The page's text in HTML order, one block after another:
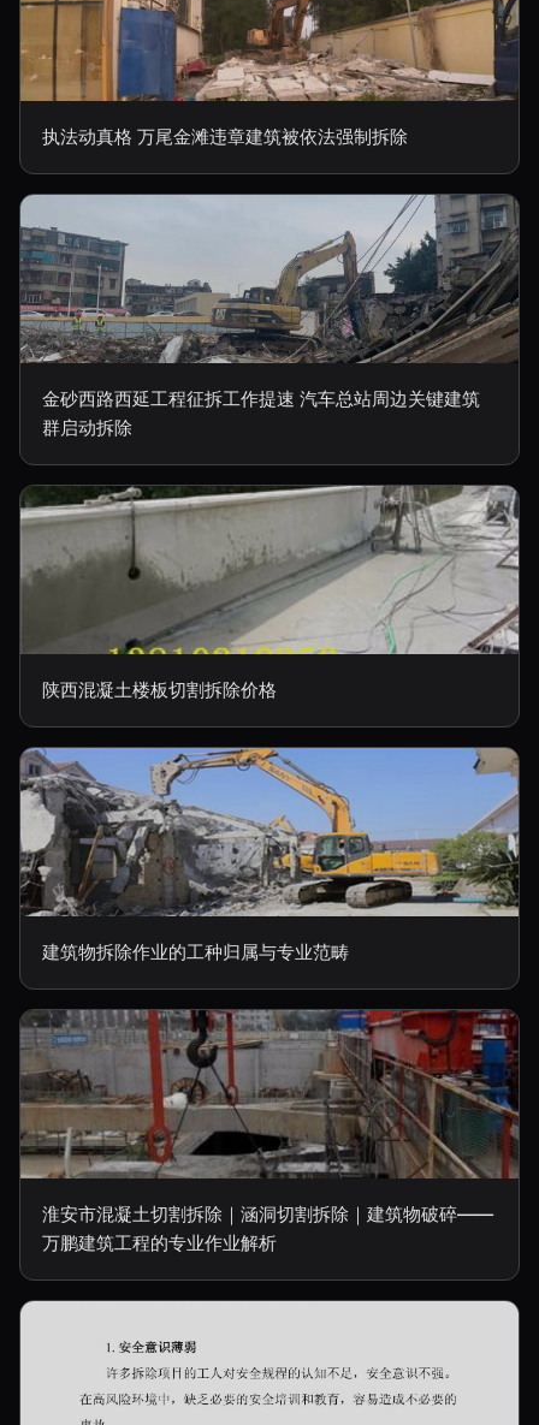
执法动真格 万尾金滩违章建筑被依法强制拆除
金砂西路西延工程征拆工作提速 汽车总站周边关键建筑
群启动拆除
陕西混凝土楼板切割拆除价格
建筑物拆除作业的工种归属与专业范畴
淮安市混凝土切割拆除｜涵洞切割拆除｜建筑物破碎——
万鹏建筑工程的专业作业解析